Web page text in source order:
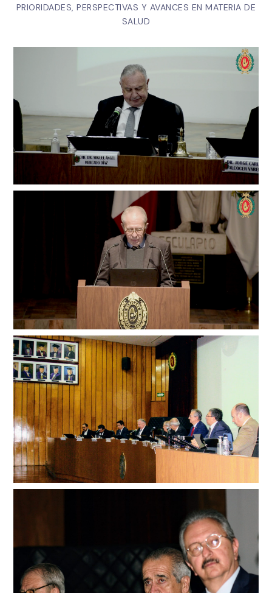
PRIORIDADES, PERSPECTIVAS Y AVANCES EN MATERIA DE
SALUD